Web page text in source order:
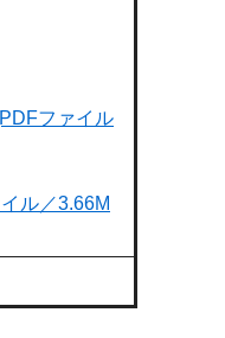
ファイル
ル／3.66M